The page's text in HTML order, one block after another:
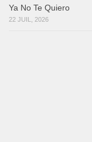
Ya No Te Quiero
22 JUIL, 2026